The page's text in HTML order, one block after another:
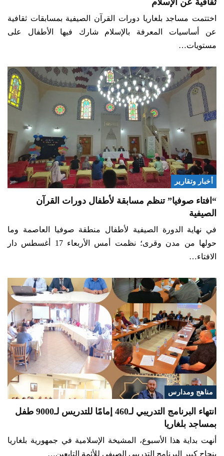
ثقافية عن الإسلام
اختتمت مساجد بلغاريا دورات القرآن الصيفية بمسابقات ثقافية
عن أساسيات المعرفة بالإسلام شارك فيها الأطفال على
مستويات…
أخبار وتقارير
“افتاء صوفيا” تنظم مسابقة لأطفال دورات القرآن
الصيفية
في نهاية الدورة الصيفية لأطفال منطقة صوفيا العاصمة وما
حولها من مدن وقرى؛ نظمت أمس الأربعاء 17 أغسطس دار
الافتاء…
مناهج ومدارس
انتهاء البرنامج التدريبي لـ460 إمامًا للتدريس لـ9000 طفل
بمساجد بلغاريا
أنهت بداية هذا الأسبوع، المشيخة الإسلامية في جمهورية بلغاريا
بنجاح كبير البرنامج التدريبي الصيفي للأئمة التابعين…